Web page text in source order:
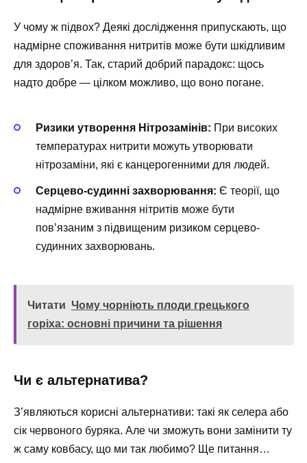
У чому ж підвох? Деякі дослідження припускають, що
надмірне споживання нитритів може бути шкідливим
для здоров’я. Так, старий добрий парадокс: щось
надто добре — цілком можливо, що воно погане.
Ризики утворення Нітрозамінів: При високих
температурах нитрити можуть утворювати
нітрозаміни, які є канцерогенними для людей.
Серцево-судинні захворювання: Є теорії, що
надмірне вживання нітритів може бути
пов’язаним з підвищеним ризиком серцево-
судинних захворювань.
Читати Чому чорніють плоди грецького
горіха: основні причини та рішення
Чи є альтернатива?
З’являються корисні альтернативи: такі як селера або
сік червоного буряка. Але чи зможуть вони замінити ту
ж саму ковбасу, що ми так любимо? Ще питання…